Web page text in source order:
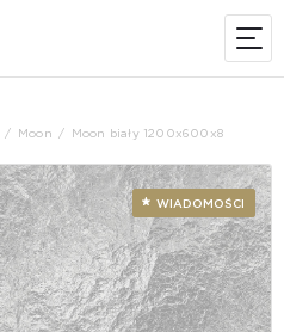
Moon Moon biały 1200x600x8